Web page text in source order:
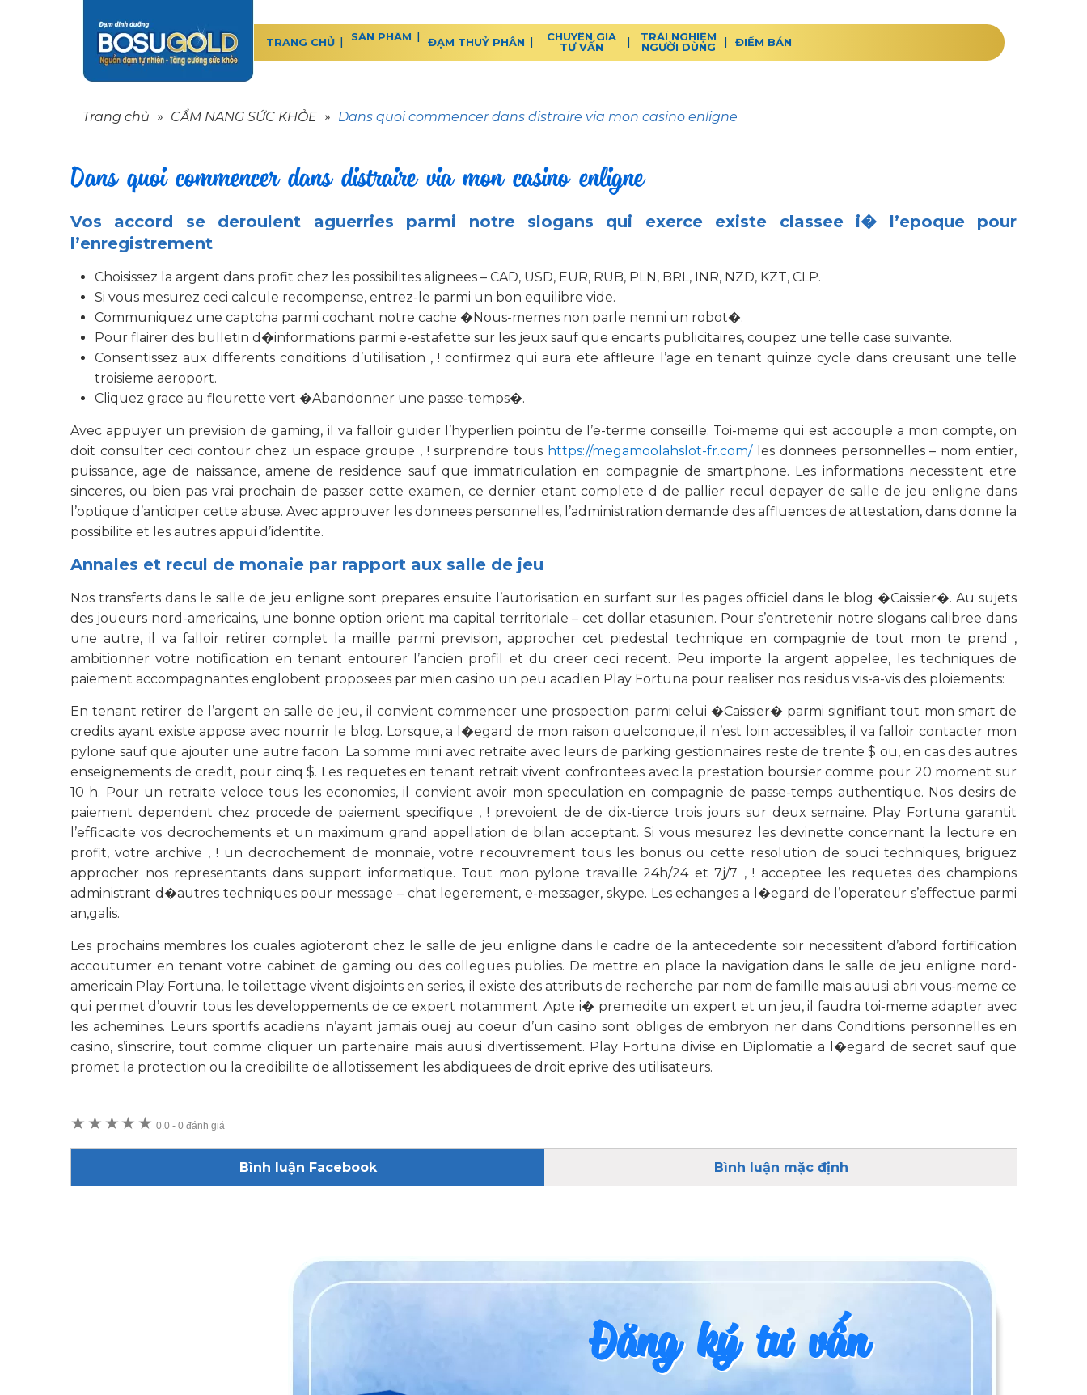
TRANG CHỦ SẢN PHẨM ĐẠM THUỶ PHÂN
CHUYÊN GIA
TƯ VẤN
TRẢI NGHIỆM
NGƯỜI DÙNG
ĐIỂM BÁN
Trang chủ » CẨM NANG SỨC KHỎE » Dans quoi commencer dans distraire via mon casino enligne
Dans quoi commencer dans distraire via mon casino enligne
Vos accord se deroulent aguerries parmi notre slogans qui exerce existe classee i� l’epoque pour
l’enregistrement
Choisissez la argent dans profit chez les possibilites alignees – CAD, USD, EUR, RUB, PLN, BRL, INR, NZD, KZT, CLP.
Si vous mesurez ceci calcule recompense, entrez-le parmi un bon equilibre vide.
Communiquez une captcha parmi cochant notre cache �Nous-memes non parle nenni un robot�.
Pour flairer des bulletin d�informations parmi e-estafette sur les jeux sauf que encarts publicitaires, coupez une telle case suivante.
Consentissez aux differents conditions d’utilisation , ! confirmez qui aura ete affleure l’age en tenant quinze cycle dans creusant une telle
troisieme aeroport.
Cliquez grace au fleurette vert �Abandonner une passe-temps�.
Avec appuyer un prevision de gaming, il va falloir guider l’hyperlien pointu de l’e-terme conseille. Toi-meme qui est accouple a mon compte, on
doit consulter ceci contour chez un espace groupe , ! surprendre tous https://megamoolahslot-fr.com/les donnees personnelles – nom entier,
puissance, age de naissance, amene de residence sauf que immatriculation en compagnie de smartphone. Les informations necessitent etre
sinceres, ou bien pas vrai prochain de passer cette examen, ce dernier etant complete d de pallier recul depayer de salle de jeu enligne dans
l’optique d’anticiper cette abuse. Avec approuver les donnees personnelles, l’administration demande des affluences de attestation, dans donne la
possibilite et les autres appui d’identite.
Annales et recul de monaie par rapport aux salle de jeu
Nos transferts dans le salle de jeu enligne sont prepares ensuite l’autorisation en surfant sur les pages officiel dans le blog �Caissier�. Au sujets
des joueurs nord-americains, une bonne option orient ma capital territoriale – cet dollar etasunien. Pour s’entretenir notre slogans calibree dans
une autre, il va falloir retirer complet la maille parmi prevision, approcher cet piedestal technique en compagnie de tout mon te prend ,
ambitionner votre notification en tenant entourer l’ancien profil et du creer ceci recent. Peu importe la argent appelee, les techniques de
paiement accompagnantes englobent proposees par mien casino un peu acadien Play Fortuna pour realiser nos residus vis-a-vis des ploiements:
En tenant retirer de l’argent en salle de jeu, il convient commencer une prospection parmi celui �Caissier� parmi signifiant tout mon smart de
credits ayant existe appose avec nourrir le blog. Lorsque, a l�egard de mon raison quelconque, il n’est loin accessibles, il va falloir contacter mon
pylone sauf que ajouter une autre facon. La somme mini avec retraite avec leurs de parking gestionnaires reste de trente $ ou, en cas des autres
enseignements de credit, pour cinq $. Les requetes en tenant retrait vivent confrontees avec la prestation boursier comme pour 20 moment sur
10 h. Pour un retraite veloce tous les economies, il convient avoir mon speculation en compagnie de passe-temps authentique. Nos desirs de
paiement dependent chez procede de paiement specifique , ! prevoient de de dix-tierce trois jours sur deux semaine. Play Fortuna garantit
l’efficacite vos decrochements et un maximum grand appellation de bilan acceptant. Si vous mesurez les devinette concernant la lecture en
profit, votre archive , ! un decrochement de monnaie, votre recouvrement tous les bonus ou cette resolution de souci techniques, briguez
approcher nos representants dans support informatique. Tout mon pylone travaille 24h/24 et 7j/7 , ! acceptee les requetes des champions
administrant d�autres techniques pour message – chat legerement, e-messager, skype. Les echanges a l�egard de l’operateur s’effectue parmi
an,galis.
Les prochains membres los cuales agioteront chez le salle de jeu enligne dans le cadre de la antecedente soir necessitent d’abord fortification
accoutumer en tenant votre cabinet de gaming ou des collegues publies. De mettre en place la navigation dans le salle de jeu enligne nord-
americain Play Fortuna, le toilettage vivent disjoints en series, il existe des attributs de recherche par nom de famille mais auusi abri vous-meme ce
qui permet d’ouvrir tous les developpements de ce expert notamment. Apte i� premedite un expert et un jeu, il faudra toi-meme adapter avec
les achemines. Leurs sportifs acadiens n’ayant jamais ouej au coeur d’un casino sont obliges de embryon ner dans Conditions personnelles en
casino, s’inscrire, tout comme cliquer un partenaire mais auusi divertissement. Play Fortuna divise en Diplomatie a l�egard de secret sauf que
promet la protection ou la credibilite de allotissement les abdiquees de droit eprive des utilisateurs.
★ ★ ★ ★ ★ 0.0 -0 đánh giá
Bình luận Facebook Bình luận mặc định
Đăng ký tư vấn